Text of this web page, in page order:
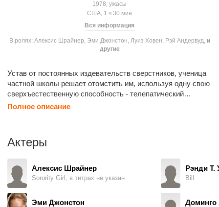
1978, ужасы
США, 1 ч 30 мин
Вся информация
В ролях: Алексис Шрайнер, Эми Джонстон, Луиз Ховен, Рэй Андервуд, и
другие
Устав от постоянных издевательств сверстников, ученица
частной школы решает отомстить им, используя одну свою
сверхъестественную способность - телепатический
контроль над змеями.
Полное описание
Актеры
Алексис Шрайнер
Sorority Girl, в титрах не указан
Эми Джонстон
Рэнди Т.
Bill
Доминго